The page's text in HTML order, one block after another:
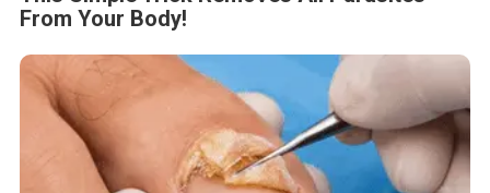
From Your Body!